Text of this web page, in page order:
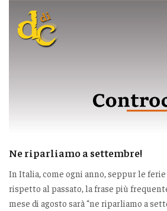
Ne riparliamo a settembre!
In Italia, come ogni anno, seppur le
rispetto al passato, la frase più
mese di agosto sarà “ne riparliamo a